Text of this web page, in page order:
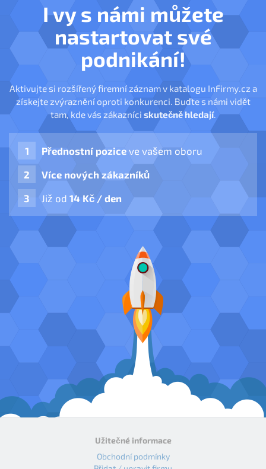
I vy s námi můžete
nastartovat své
podnikání!
Aktivujte si rozšířený firemní záznam v katalogu InFirmy.cz a
získejte zvýraznění oproti konkurenci. Buďte s námi vidět
tam, kde vás zákazníci skutečně hledají.
Přednostní pozice ve vašem oboru
Více nových zákazníků
Již od 14 Kč / den
Užitečné informace
Obchodní podmínky